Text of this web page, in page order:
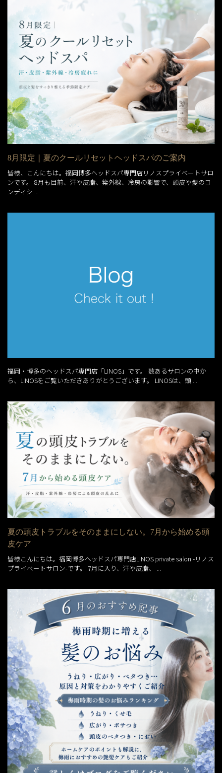
8月限定｜夏のクールリセットヘッドスパのご案内
皆様、こんにちは。福岡博多ヘッドスパ専門店リノスプライベートサロ
ンです。 8月も目前、汗や皮脂、紫外線、冷房の影響で、頭皮や髪のコ
ンディシ ...
福岡・博多のヘッドスパ専門店「LINOS」です。 数あるサロンの中か
ら、LINOSをご覧いただきありがとうございます。 LINOSは、頭 ...
夏の頭皮トラブルをそのままにしない。7月から始める頭
皮ケア
皆様こんにちは。福岡博多ヘッドスパ専門店LINOS private salon -リノス
プライベートサロン-です。 7月に入り、汗や皮脂、 ...